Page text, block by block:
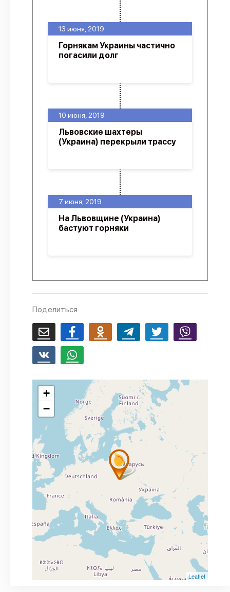
7 июня, 2019
На Львовщине (Украина)
бастуют горняки
10 июня, 2019
Львовские шахтеры
(Украина) перекрыли трассу
13 июня, 2019
Горнякам Украины частично
погасили долг
Поделиться
+
−
Leaflet